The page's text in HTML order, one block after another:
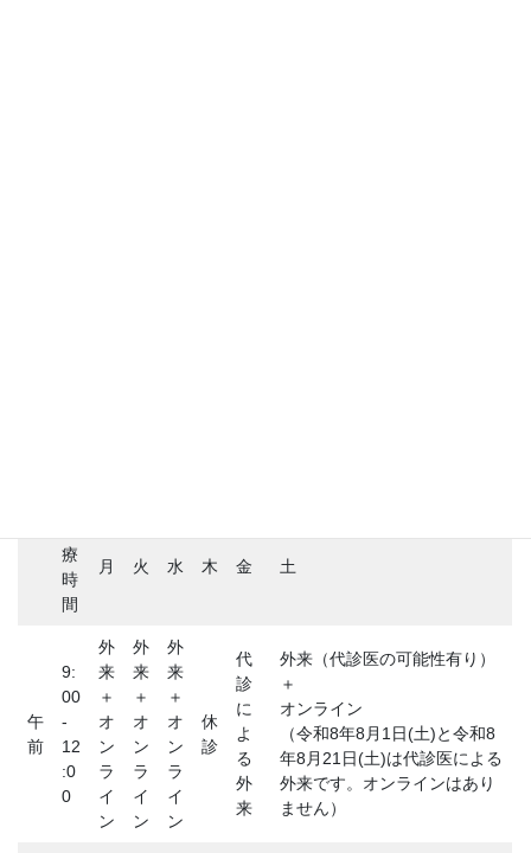
療
時
間
月 火 水 木 金 土
午
前
9:
00
-
12
:0
0
外
来
＋
オ
ン
ラ
イ
ン
外
来
＋
オ
ン
ラ
イ
ン
外
来
＋
オ
ン
ラ
イ
ン
休
診
代
診
に
よ
る
外
来
外来（代診医の可能性有り）
＋
オンライン
（令和8年8月1日(土)と令和8
年8月21日(土)は代診医による
外来です。オンラインはあり
ません）